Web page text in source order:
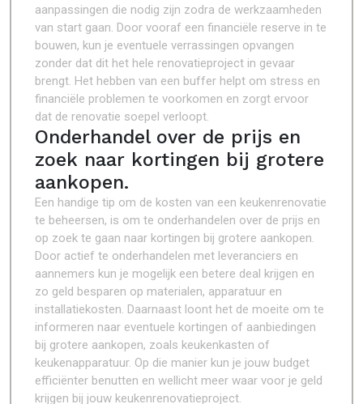
aanpassingen die nodig zijn zodra de werkzaamheden
van start gaan. Door vooraf een financiële reserve in te
bouwen, kun je eventuele verrassingen opvangen
zonder dat dit het hele renovatieproject in gevaar
brengt. Het hebben van een buffer helpt om stress en
financiële problemen te voorkomen en zorgt ervoor
dat de renovatie soepel verloopt.
Onderhandel over de prijs en
zoek naar kortingen bij grotere
aankopen.
Een handige tip om de kosten van een keukenrenovatie
te beheersen, is om te onderhandelen over de prijs en
op zoek te gaan naar kortingen bij grotere aankopen.
Door actief te onderhandelen met leveranciers en
aannemers kun je mogelijk een betere deal krijgen en
zo geld besparen op materialen, apparatuur en
installatiekosten. Daarnaast loont het de moeite om te
informeren naar eventuele kortingen of aanbiedingen
bij grotere aankopen, zoals keukenkasten of
keukenapparatuur. Op die manier kun je jouw budget
efficiënter benutten en wellicht meer waar voor je geld
krijgen bij jouw keukenrenovatieproject.